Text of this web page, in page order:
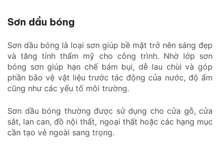
Sơn dầu bóng
Sơn dầu bóng là loại sơn giúp bề mặt trở nên sáng đẹp
và tăng tính thẩm mỹ cho công trình. Nhờ lớp sơn
bóng sơn giúp hạn chế bám bụi, dễ lau chùi và góp
phần bảo vệ vật liệu trước tác động của nước, độ ẩm
cũng như các yếu tố môi trường.
Sơn dầu bóng thường được sử dụng cho cửa gỗ, cửa
sắt, lan can, đồ nội thất, ngoại thất hoặc các hạng mục
cần tạo vẻ ngoài sang trọng.